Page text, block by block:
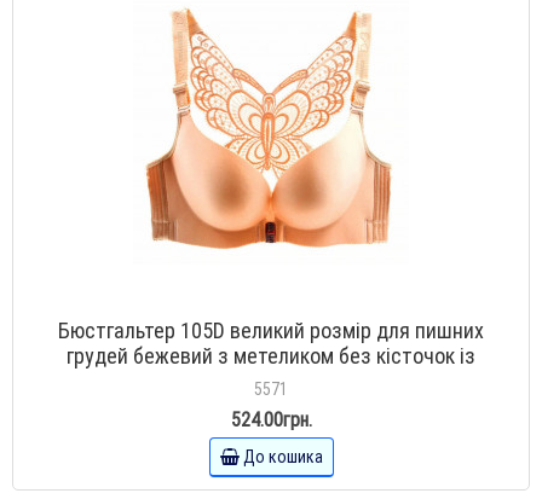
Бюстгальтер 105D великий розмір для пишних
грудей бежевий з метеликом без кісточок із
застібкою спереду
5571
524.00грн.
До кошика